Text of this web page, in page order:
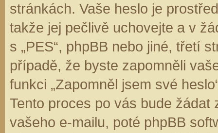
stránkách. Vaše heslo je
takže jej pečlivě uchovejte a v
s „PES“, phpBB nebo jiné, třetí
případě, že byste zapomněli
funkci „Zapomněl jsem své
Tento proces po vás bude
vašeho e-mailu, poté phpBB